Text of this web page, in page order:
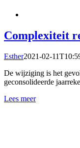
Complexiteit
Esther2021-02-
De wijziging is het
geconsolideerde
Lees meer